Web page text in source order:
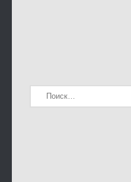
Найти: